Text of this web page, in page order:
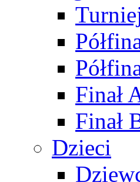
Finał
Finał
Dzieci